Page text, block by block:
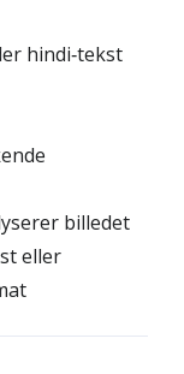
hindi‑tekst
billedet
eller